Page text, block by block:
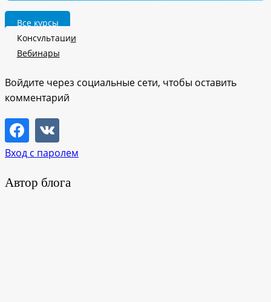
Все курсы
Консультации
Вебинары
Войдите через социальные сети, чтобы оставить
комментарий
Вход с паролем
Автор блога